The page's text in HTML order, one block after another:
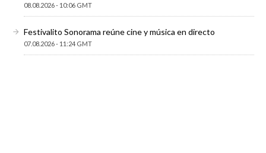
08.08.2026 - 10:06 GMT
Festivalito Sonorama reúne cine y música en directo
07.08.2026 - 11:24 GMT